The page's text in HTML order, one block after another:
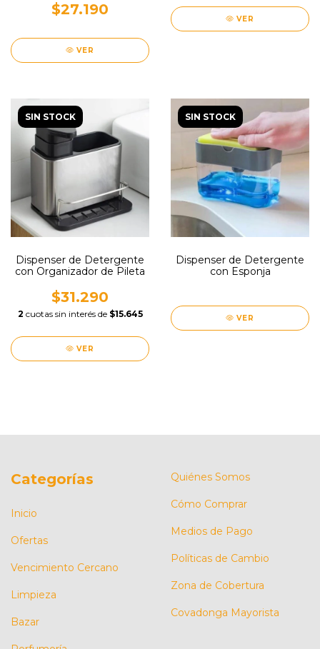
$27.190
VER
VER
SIN STOCK
Dispenser de Detergente
con Organizador de Pileta
$31.290
2 cuotas sin interés de $15.645
VER
SIN STOCK
Dispenser de Detergente
con Esponja
VER
Categorías
Inicio
Ofertas
Vencimiento Cercano
Limpieza
Bazar
Quiénes Somos
Cómo Comprar
Medios de Pago
Políticas de Cambio
Zona de Cobertura
Covadonga Mayorista